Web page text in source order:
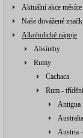
Aktuální akce měsíce
Naše dovážené
Alkoholické nápoje
Absinthy
Rumy
Cachaca
Rum -
Antigua
Australia
Austria